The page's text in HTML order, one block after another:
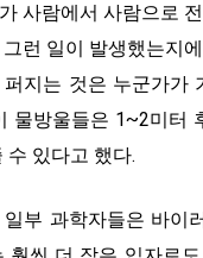
사람에서 사람으로
런 일이 발생했는지
퍼지는 것은 누군가가
물방울들은 1~2미터
수 있다고 했다.
일부 과학자들은 바이